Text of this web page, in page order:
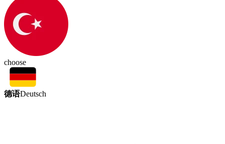
choose
德语Deutsch